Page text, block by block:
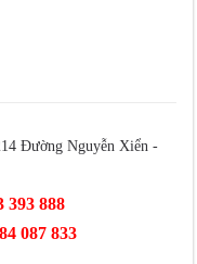
Đường Nguyễn Xiển -
393 888
087 833